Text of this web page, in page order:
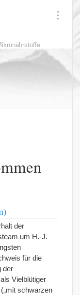
der
um H.-J.
für die
der
Vielblütiger
schwarzen